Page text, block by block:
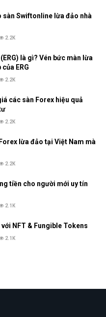
sàn Swiftonline lừa đảo nhà
2.2K
là gì? Vén bức màn lừa
ERG
2.2K
các sàn Forex hiệu quả
2.2K
lừa đảo tại Việt Nam mà
2.2K
tiền cho người mới uy tín
2.1K
NFT & Fungible Tokens
2.1K